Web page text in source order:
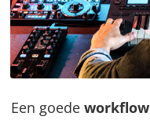
Een goedeworkflow